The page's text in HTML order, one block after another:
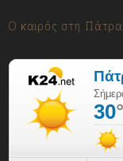
Ο καιρός στη Πάτρα